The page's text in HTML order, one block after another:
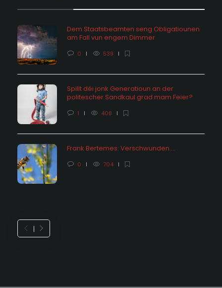
Dem Staatsbeamten seng Obligatiounen
am Fall vun engem Dimmer
0 539
Spillt déi jonk Generatioun an der
politescher Sandkaul grad mam Feier?
1 408
Frank Bertemes: Verschwunden….
0 704